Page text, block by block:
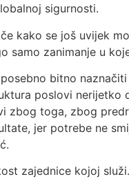
sigurnosti.
kako se još uvijek
samo zanimanje u
bitno
poslovi nerijetko
zbog toga, zbog
jer potrebe ne
zajednice kojoj